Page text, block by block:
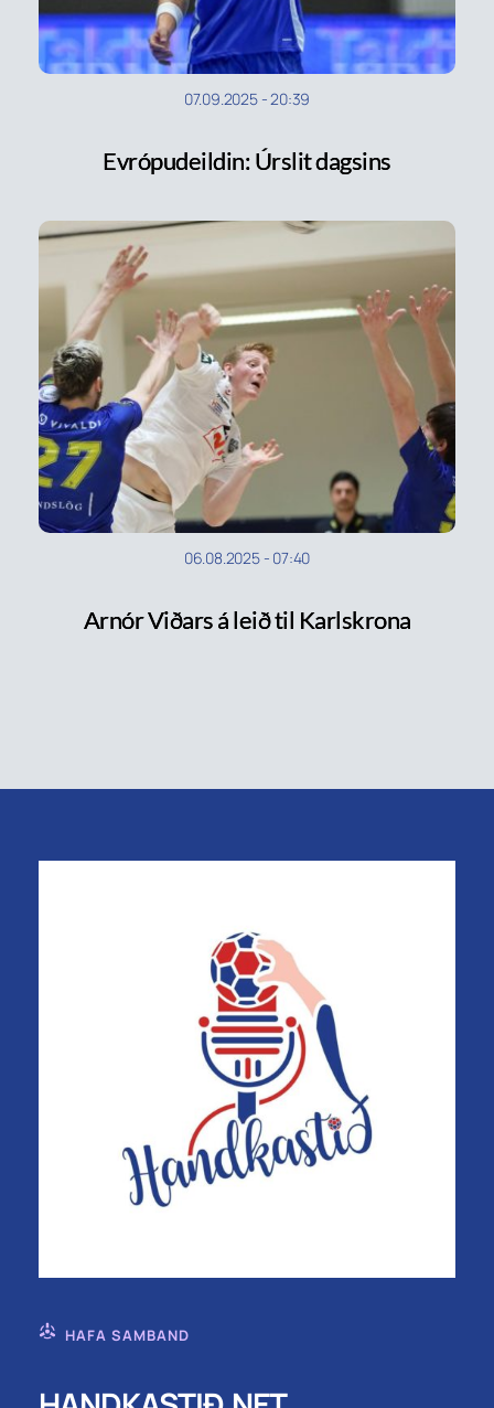
07.09.2025-20:39
Evrópudeildin: Úrslit dagsins
06.08.2025- 07:40
Arnór Viðars á leið til Karlskrona
HAFA SAMBAND